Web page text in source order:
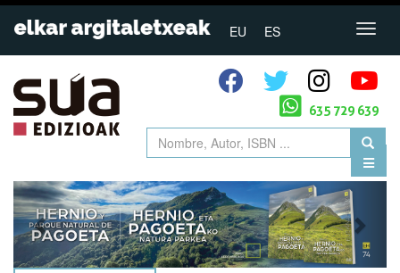
EU ES
635 729 639
Previous